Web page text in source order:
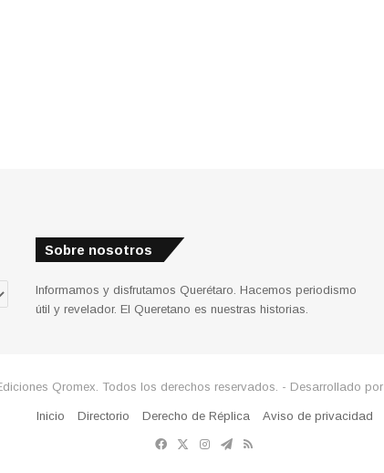
Sobre nosotros
Informamos y disfrutamos Querétaro. Hacemos periodismo
útil y revelador. El Queretano es nuestras historias.
Qromex. Todos los derechos reservados. - Desarrollado por
Inicio Directorio Derecho de Réplica
Aviso de privacidad
Facebook
X Instagram
Telegram
RSS